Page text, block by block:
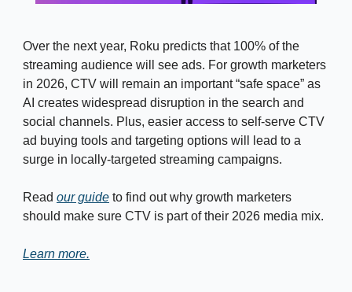
Over the next year, Roku predicts that 100% of the
streaming audience will see ads. For growth marketers
in 2026, CTV will remain an important “safe space” as
AI creates widespread disruption in the search and
social channels. Plus, easier access to self-serve CTV
ad buying tools and targeting options will lead to a
surge in locally-targeted streaming campaigns.
Read our guide to find out why growth marketers
should make sure CTV is part of their 2026 media mix.
Learn more.